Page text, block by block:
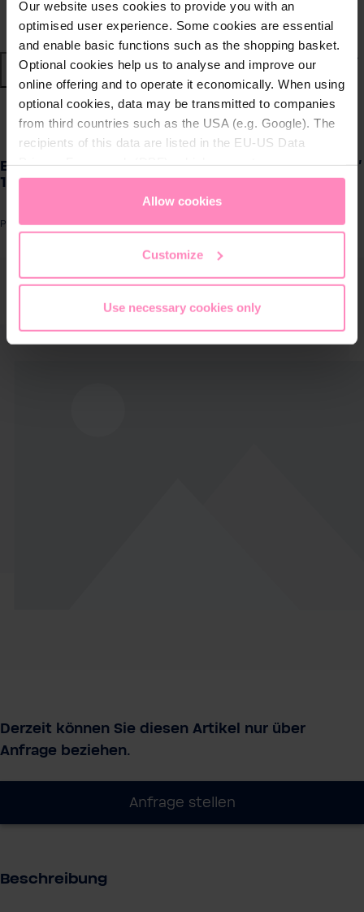
Our website uses cookies to provide you with an
optimised user experience. Some cookies are essential
and enable basic functions such as the shopping basket.
Optional cookies help us to analyse and improve our
online offering and to operate it economically. When using
optional cookies, data may be transmitted to companies
from third countries such as the USA (e.g. Google). The
recipients of this data are listed in the EU-US Data
appropriate level of data protection. You canaccept all
only allow necessary cookies
access and change your chosen setting at any time in
Allow cookies
Customize
Use necessary cookies only
Nachhaltige Wassersysteme
Shop
Wasser von BWT
Geschäftskunden
Kundenservice
Über BWT
zurück
Ecosoft PP melt blown sediment filter 2.5″×10″
10 micron
Produktnummer: CPV251010ECO
Derzeit können Sie diesen Artikel nur über
Anfrage beziehen.
Anfrage stellen
Beschreibung